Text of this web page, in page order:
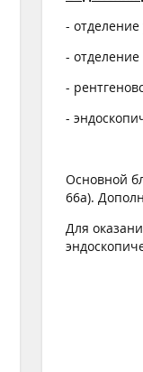
- отделение
-
-
-
Основной
66а).
Для